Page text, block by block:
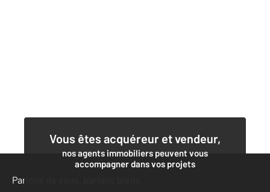
Vous êtes acquéreur et vendeur,
nos agents immobiliers peuvent vous
accompagner dans vos projets
Parlons de vous, parlons biens